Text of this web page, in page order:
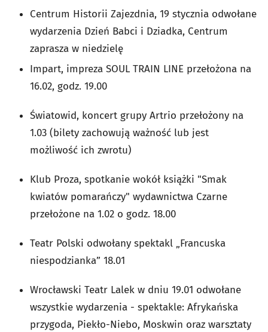
Centrum Historii Zajezdnia, 19 stycznia odwołane
wydarzenia Dzień Babci i Dziadka, Centrum
zaprasza w niedzielę
Impart, impreza SOUL TRAIN LINE przełożona na
16.02, godz. 19.00
Światowid, koncert grupy Artrio przełożony na
1.03 (bilety zachowują ważność lub jest
możliwość ich zwrotu)
Klub Proza, spotkanie wokół książki "Smak
kwiatów pomarańczy" wydawnictwa Czarne
przełożone na 1.02 o godz. 18.00
Teatr Polski odwołany spektakl „Francuska
niespodzianka” 18.01
Wrocławski Teatr Lalek w dniu 19.01 odwołane
wszystkie wydarzenia - spektakle: Afrykańska
przygoda, Piekło-Niebo, Moskwin oraz warsztaty